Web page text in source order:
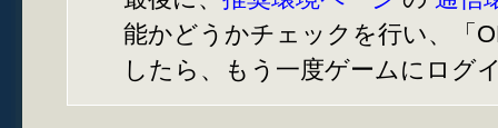
能かどうかチェックを行い、「
したら、もう一度ゲームにログ